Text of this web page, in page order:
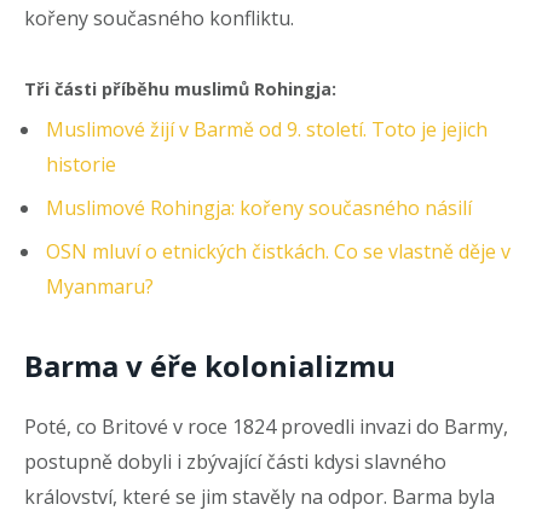
kořeny současného konfliktu.
Tři části příběhu muslimů Rohingja:
Muslimové žijí v Barmě od 9. století. Toto je jejich
historie
Muslimové Rohingja: kořeny současného násilí
OSN mluví o etnických čistkách. Co se vlastně děje v
Myanmaru?
Barma v éře kolonializmu
Poté, co Britové v roce 1824 provedli invazi do Barmy,
postupně dobyli i zbývající části kdysi slavného
království, které se jim stavěly na odpor. Barma byla